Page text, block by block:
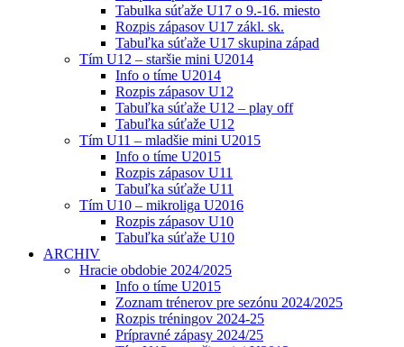
Tabulka súťaže U17 o 9.-16. miesto
Rozpis zápasov U17 zákl. sk.
Tabuľka súťaže U17 skupina západ
Tím U12 – staršie mini U2014
Info o tíme U2014
Rozpis zápasov U12
Tabuľka súťaže U12 – play off
Tabuľka súťaže U12
Tím U11 – mladšie mini U2015
Info o tíme U2015
Rozpis zápasov U11
Tabuľka súťaže U11
Tím U10 – mikroliga U2016
Rozpis zápasov U10
Tabuľka súťaže U10
ARCHIV
Hracie obdobie 2024/2025
Info o tíme U2015
Zoznam trénerov pre sezónu 2024/2025
Rozpis tréningov 2024-25
Prípravné zápasy 2024/25